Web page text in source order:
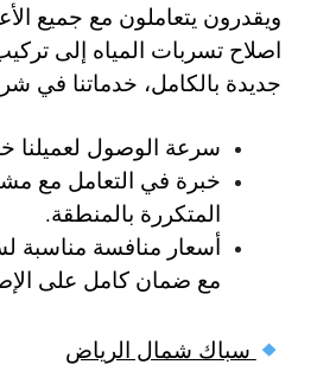
ويقدرون يتعاملون مع جميع
اصلاح تسربات المياه إلى
جديدة بالكامل، خدماتنا في
سرعة الوصول لعميلنا
خبرة في التعامل مع
المتكررة بالمنطقة.
أسعار منافسة مناسبة
مع ضمان كامل على
سباك شمال الرياض